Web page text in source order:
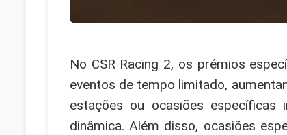
No CSR Racing 2, os prémios
eventos de tempo limitado,
estações ou ocasiões específicas
dinâmica. Além disso, ocasiões